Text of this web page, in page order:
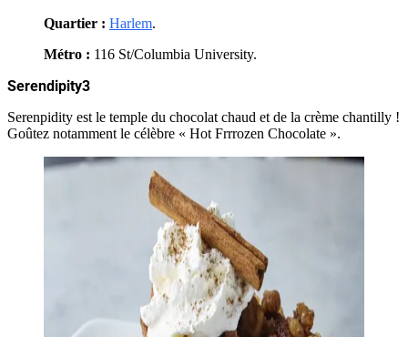
Quartier : Harlem.
Métro : 116 St/Columbia University.
Serendipity3
Serenpidity est le temple du chocolat chaud et de la crème chantilly !
Goûtez notamment le célèbre « Hot Frrrozen Chocolate ».